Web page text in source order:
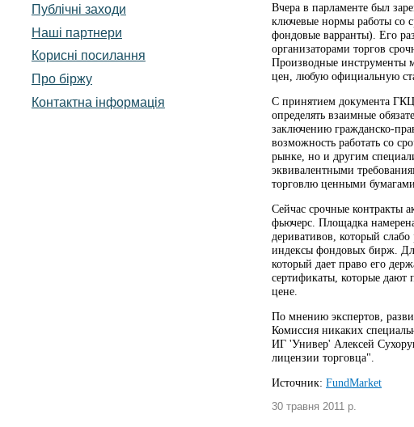
Публічні заходи
Наші партнери
Корисні посилання
Про біржу
Контактна інформація
Вчера в парламенте был
ключевые нормы работы со
фондовые варранты). Его
организаторами торгов
Производные инструменты
цен, любую официальную
С принятием документа
определять взаимные
заключению гражданско-
возможность работать со
рынке, но и другим
эквивалентными
торговлю ценными
Сейчас срочные контракты
фьючерс. Площадка
деривативов, который
индексы фондовых бирж.
который дает право его
сертификаты, которые дают
цене.
По мнению экспертов,
Комиссия никаких
ИГ 'Универ' Алексей
лицензии торговца".
Источник: FundMarket
30 травня 2011 р.